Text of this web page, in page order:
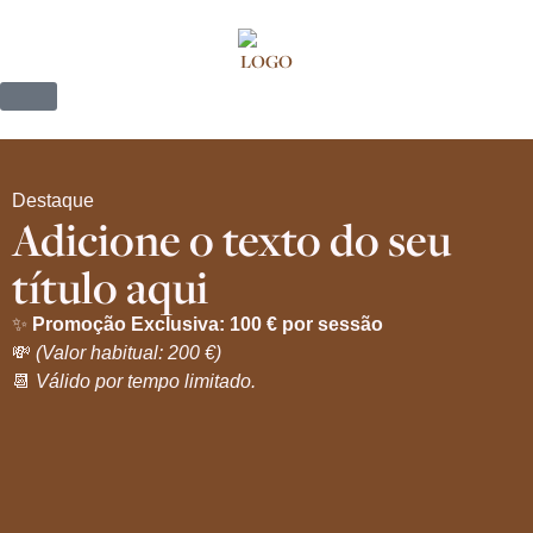
Destaque
Adicione o texto do seu
título aqui
✨ Promoção Exclusiva: 100 € por sessão
💸 (Valor habitual: 200 €)
📆 Válido por tempo limitado.